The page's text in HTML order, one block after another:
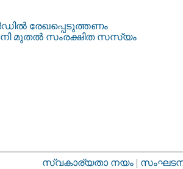
രേഖപ്പെടുത്തണം
മുതല്‍ സംരക്ഷിത സസ്യം
സ്വകാര്യതാ നയം |